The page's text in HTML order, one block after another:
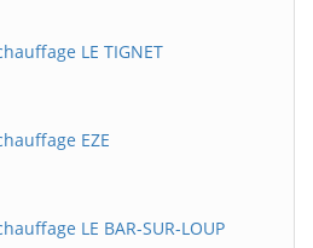
LE TIGNET
EZE
LE BAR-SUR-LOUP